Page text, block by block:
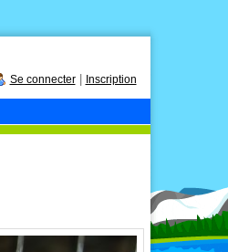
Se connecter| Inscription